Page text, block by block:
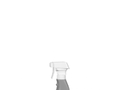
nanosi na suvi estrih
manjom od 3%
četkom ili gletericom
po mm debljine